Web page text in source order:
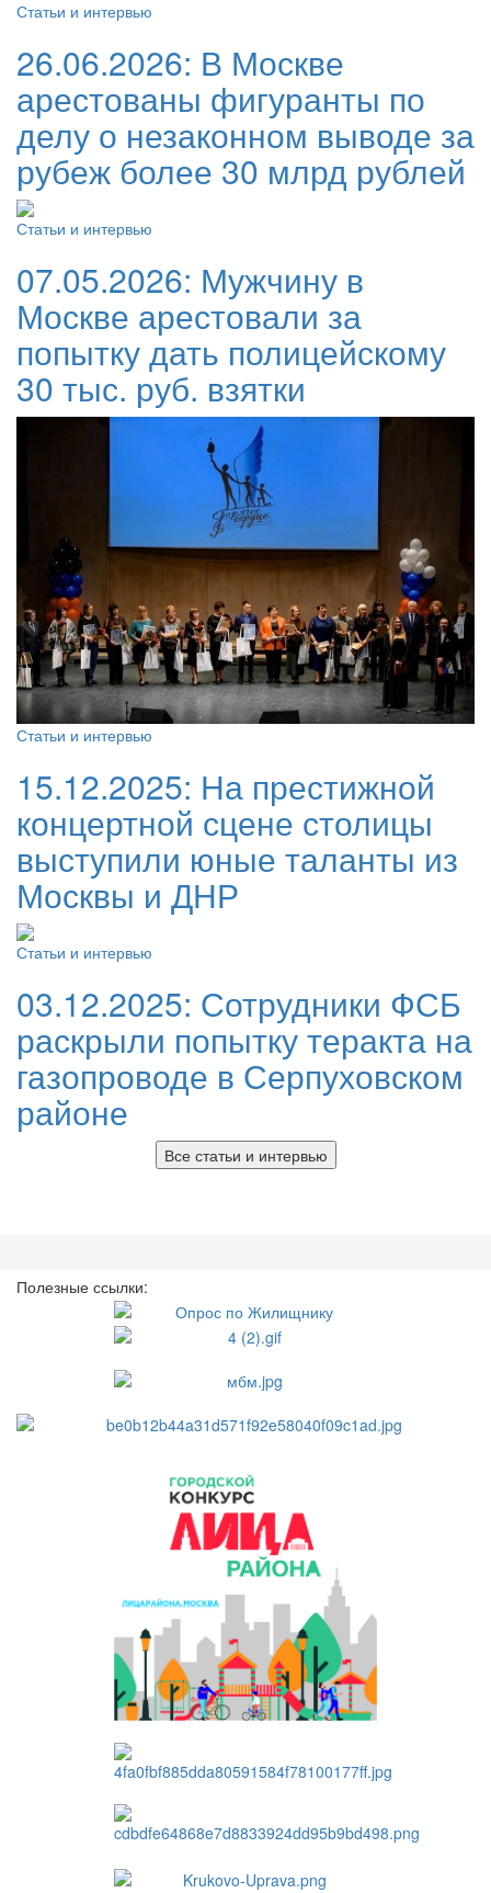
Статьи и интервью
26.06.2026: В Москве
арестованы фигуранты по
делу о незаконном выводе за
рубеж более 30 млрд рублей
Статьи и интервью
07.05.2026: Мужчину в
Москве арестовали за
попытку дать полицейскому
30 тыс. руб. взятки
Статьи и интервью
15.12.2025: На престижной
концертной сцене столицы
выступили юные таланты из
Москвы и ДНР
Статьи и интервью
03.12.2025: Сотрудники ФСБ
раскрыли попытку теракта на
газопроводе в Серпуховском
районе
Все статьи и интервью
Полезные ссылки: